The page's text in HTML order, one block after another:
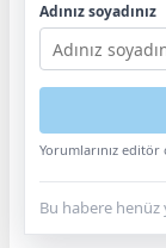
Adınız soyadınız
Yorumlarınız editör
Bu habere henüz